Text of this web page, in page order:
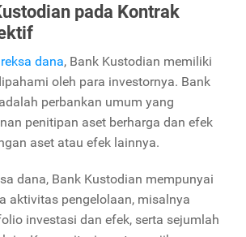
pada Kontrak
dana, Bank Kustodian memiliki
oleh para investornya. Bank
perbankan umum yang
penitipan aset berharga dan efek
aset atau efek lainnya.
dana, Bank Kustodian mempunyai
aktivitas pengelolaan, misalnya
investasi dan efek, serta sejumlah